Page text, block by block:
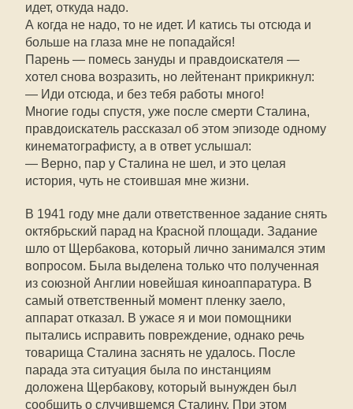
идет, откуда надо.
А когда не надо, то не идет. И катись ты отсюда и
больше на глаза мне не попадайся!
Парень — помесь зануды и правдоискателя —
хотел снова возразить, но лейтенант прикрикнул:
— Иди отсюда, и без тебя работы много!
Многие годы спустя, уже после смерти Сталина,
правдоискатель рассказал об этом эпизоде одному
кинематографисту, а в ответ услышал:
— Верно, пар у Сталина не шел, и это целая
история, чуть не стоившая мне жизни.
В 1941 году мне дали ответственное задание снять
октябрьский парад на Красной площади. Задание
шло от Щербакова, который лично занимался этим
вопросом. Была выделена только что полученная
из союзной Англии новейшая киноаппаратура. В
самый ответственный момент пленку заело,
аппарат отказал. В ужасе я и мои помощники
пытались исправить повреждение, однако речь
товарища Сталина заснять не удалось. После
парада эта ситуация была по инстанциям
доложена Щербакову, который вынужден был
сообщить о случившемся Сталину. При этом